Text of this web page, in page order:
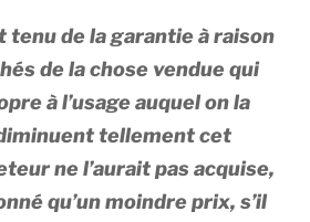
tenu de la garantie à raison
de la chose vendue qui
à l’usage auquel on la
tellement cet
ne l’aurait pas acquise,
qu’un moindre prix, s’il